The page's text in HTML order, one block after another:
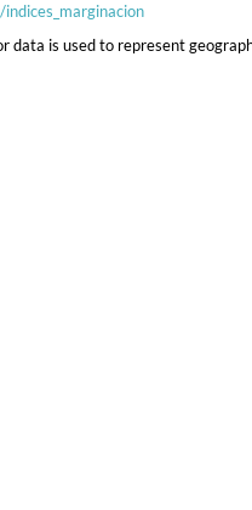
data is used to represent